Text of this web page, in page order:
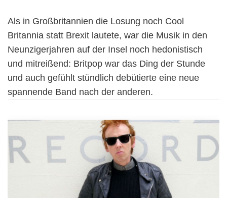
Als in Großbritannien die Losung noch Cool
Britannia statt Brexit lautete, war die Musik in den
Neunzigerjahren auf der Insel noch hedonistisch
und mitreißend: Britpop war das Ding der Stunde
und auch gefühlt stündlich debütierte eine neue
spannende Band nach der anderen.